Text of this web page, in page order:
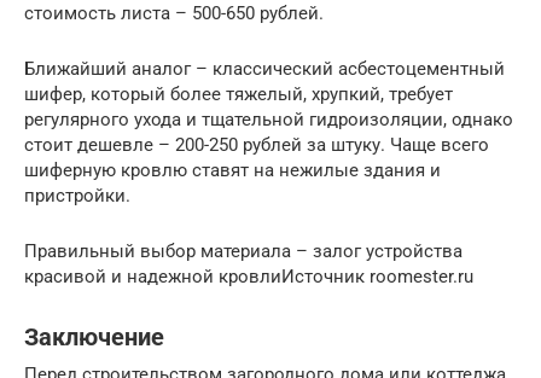
стоимость листа – 500-650 рублей.
Ближайший аналог – классический асбестоцементный
шифер, который более тяжелый, хрупкий, требует
регулярного ухода и тщательной гидроизоляции, однако
стоит дешевле – 200-250 рублей за штуку. Чаще всего
шиферную кровлю ставят на нежилые здания и
пристройки.
Правильный выбор материала – залог устройства
красивой и надежной кровлиИсточник roomester.ru
Заключение